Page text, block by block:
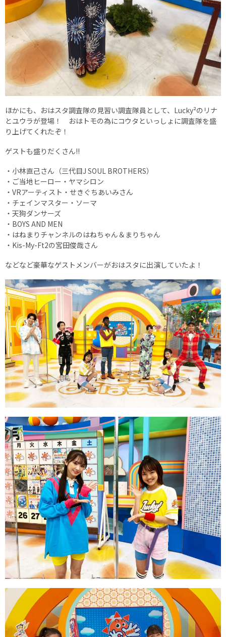
ほかにも、おはスタ調査隊の見習い調査隊員として、Lucky²のリナ
とユウラが登場！ おはトモの為にコウタといっしょに調査隊を盛
り上げてくれたぞ！
ゲストも盛りだくさん!!
・小林直己さん（三代目J SOUL BROTHERS）
・ご当地ヒーロー・ヤマシロン
・VRアーティスト・せきぐちあいみさん
・チェインマスター・ソーマ
・天狗ダンサーズ
・BOYS AND MEN
・はねまりチャンネルのはねちゃん＆まりちゃん
・Kis-My-Ft2の宮田俊哉さん
などなど豪華なゲストメンバーがおはスタに出演していたよ！